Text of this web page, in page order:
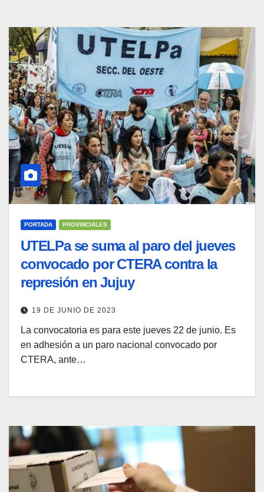
PORTADA PROVINCIALES
UTELPa se suma al paro del jueves
convocado por CTERA contra la
represión en Jujuy
19 DE JUNIO DE 2023
La convocatoria es para este jueves 22 de junio. Es
en adhesión a un paro nacional convocado por
CTERA, ante…